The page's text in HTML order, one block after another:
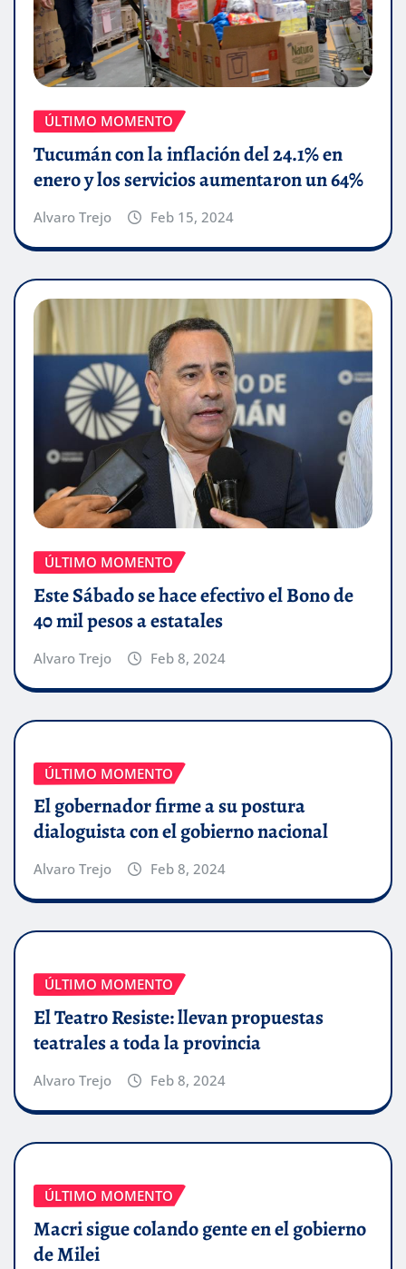
ÚLTIMO MOMENTO
Tucumán con la inflación del 24.1% en
enero y los servicios aumentaron un 64%
Alvaro Trejo Feb 15, 2024
ÚLTIMO MOMENTO
Este Sábado se hace efectivo el Bono de
40 mil pesos a estatales
Alvaro Trejo Feb 8, 2024
ÚLTIMO MOMENTO
El gobernador firme a su postura
dialoguista con el gobierno nacional
Alvaro Trejo Feb 8, 2024
ÚLTIMO MOMENTO
El Teatro Resiste: llevan propuestas
teatrales a toda la provincia
Alvaro Trejo Feb 8, 2024
ÚLTIMO MOMENTO
Macri sigue colando gente en el gobierno
de Milei